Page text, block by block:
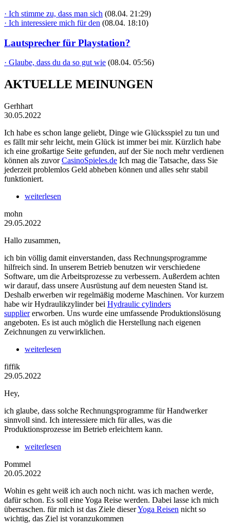
· Ich stimme zu, dass man sich (08.04. 21:29)
· Ich interessiere mich für den (08.04. 18:10)
Lautsprecher für Playstation?
· Glaube, dass du da so gut wie (08.04. 05:56)
AKTUELLE MEINUNGEN
Gerhhart
30.05.2022
Ich habe es schon lange geliebt, Dinge wie Glücksspiel zu tun und
es fällt mir sehr leicht, mein Glück ist immer bei mir. Kürzlich habe
ich eine großartige Seite gefunden, auf der Sie noch mehr verdienen
können als zuvorCasinoSpieles.de Ich mag die Tatsache, dass Sie
jederzeit problemlos Geld abheben können und alles sehr stabil
funktioniert.
weiterlesen
mohn
29.05.2022
Hallo zusammen,
ich bin völlig damit einverstanden, dass Rechnungsprogramme
hilfreich sind. In unserem Betrieb benutzen wir verschiedene
Software, um die Arbeitsprozesse zu verbessern. Außerdem achten
wir darauf, dass unsere Ausrüstung auf dem neuesten Stand ist.
Deshalb erwerben wir regelmäßig moderne Maschinen. Vor kurzem
habe wir Hydraulikzylinder bei Hydraulic cylinders
suppliererworben. Uns wurde eine umfassende Produktionslösung
angeboten. Es ist auch möglich die Herstellung nach eigenen
Zeichnungen zu verwirklichen.
weiterlesen
fiffik
29.05.2022
Hey,
ich glaube, dass solche Rechnungsprogramme für Handwerker
sinnvoll sind. Ich interessiere mich für alles, was die
Produktionsprozesse im Betrieb erleichtern kann.
weiterlesen
Pommel
20.05.2022
Wohin es geht weiß ich auch noch nicht. was ich machen werde,
dafür schon. Es soll eine Yoga Reise werden. Dabei lasse ich mich
überraschen. für mich ist das Ziele dieserYoga Reisen nicht so
wichtig, das Ziel ist voranzukommen